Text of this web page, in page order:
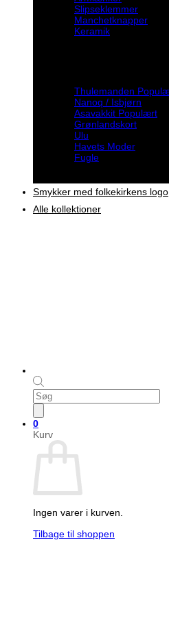
Products
search
0
Kurv
Ingen varer i kurven.
Tilbage til shoppen
Slipseklemmer
Manchetknapper
Keramik
Thulemanden
Nanoq / Isbjørn
Asavakkit
Grønlandskort
Ulu
Havets Moder
Fugle
Smykker med folkekirkens logo
Alle kollektioner